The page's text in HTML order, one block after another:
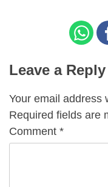
Leave a Reply
Your email address
Required fields are
Comment *